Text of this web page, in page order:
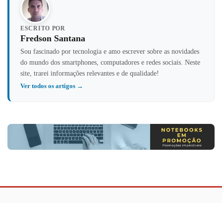
ESCRITO POR
Fredson Santana
Sou fascinado por tecnologia e amo escrever sobre as novidades
do mundo dos smartphones, computadores e redes sociais. Neste
site, trarei informações relevantes e de qualidade!
Ver todos os artigos →